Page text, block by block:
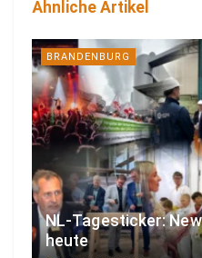
Ähnliche Artikel
BRANDENBURG
NL-Tagesticker:
heute